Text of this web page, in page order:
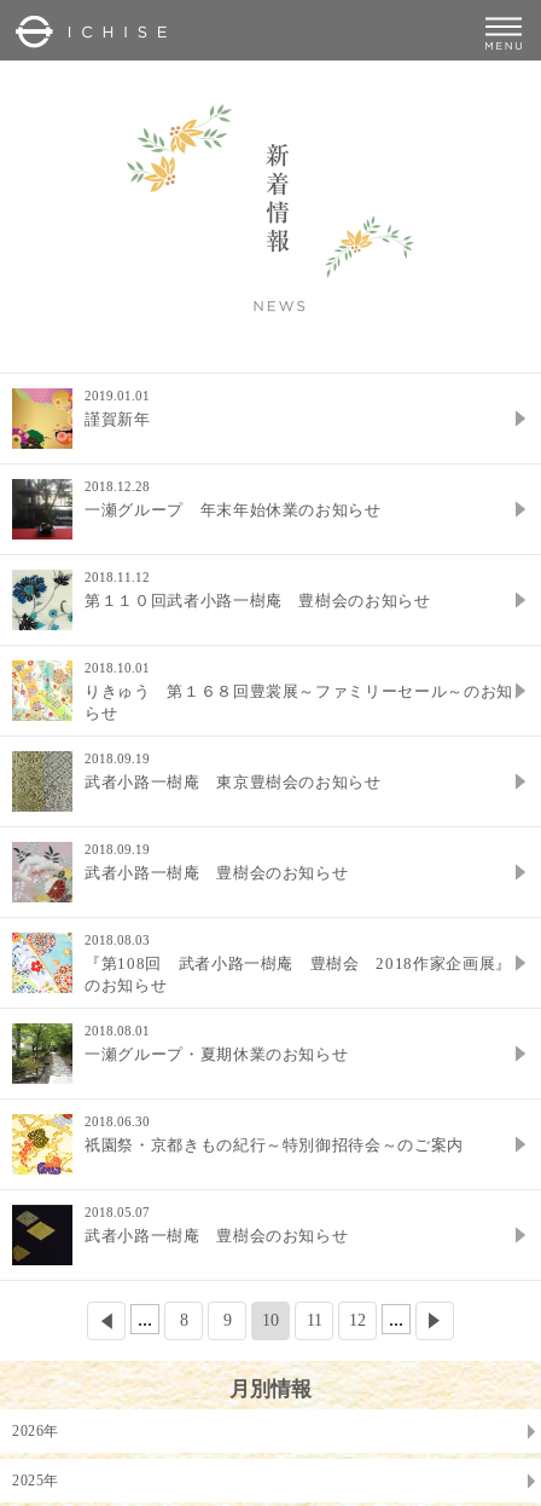
2019.01.01
謹賀新年
2018.12.28
一瀬グループ 年末年始休業のお知らせ
2018.11.12
第１１０回武者小路一樹庵 豊樹会のお知らせ
2018.10.01
りきゅう 第１６８回豊裳展～ファミリーセール～のお知
らせ
2018.09.19
武者小路一樹庵 東京豊樹会のお知らせ
2018.09.19
武者小路一樹庵 豊樹会のお知らせ
2018.08.03
『第108回 武者小路一樹庵 豊樹会 2018作家企画展』
のお知らせ
2018.08.01
一瀬グループ・夏期休業のお知らせ
2018.06.30
祇園祭・京都きもの紀行～特別御招待会～のご案内
2018.05.07
武者小路一樹庵 豊樹会のお知らせ
... 8 9 10 11 12 ...
月別情報
2026年
2025年